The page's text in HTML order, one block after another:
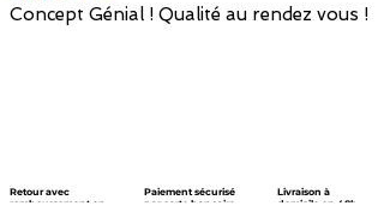
Concept Génial ! Qualité au rendez vous !
Retour avec
remboursement en
Paiement sécurisé
par carte bancaire
Livraison à
domicile en 48h